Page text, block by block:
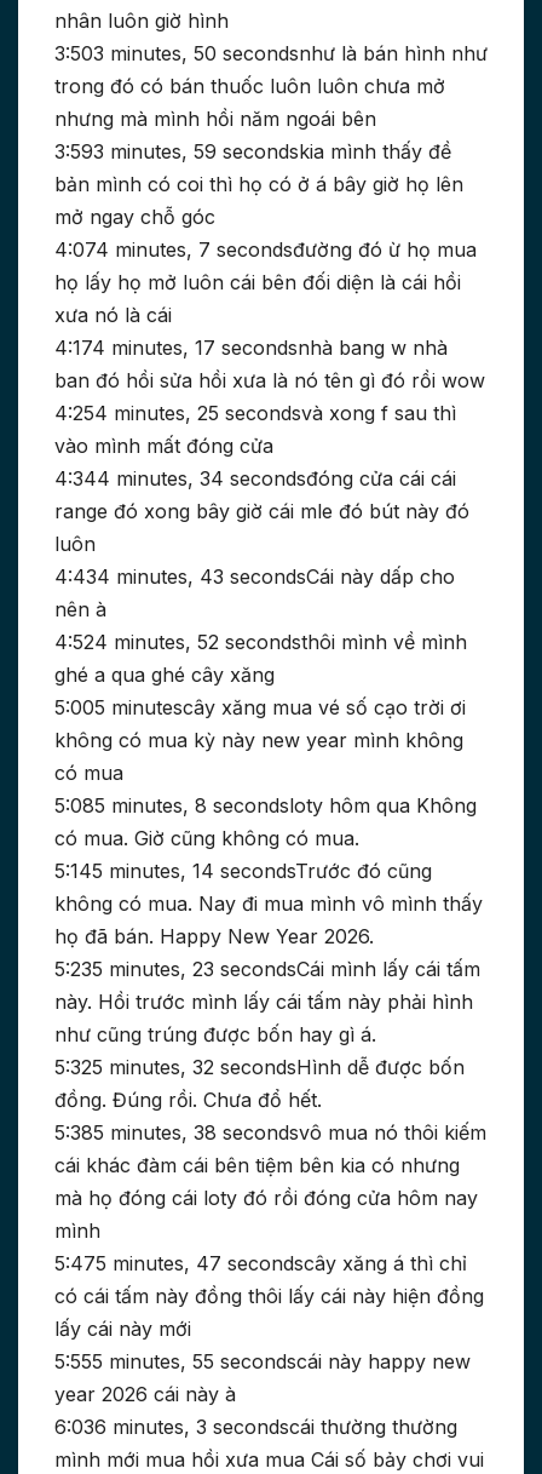
nhân luôn giờ hình
3:503 minutes, 50 secondsnhư là bán hình như
trong đó có bán thuốc luôn luôn chưa mở
nhưng mà mình hồi năm ngoái bên
3:593 minutes, 59 secondskia mình thấy đề
bản mình có coi thì họ có ở á bây giờ họ lên
mở ngay chỗ góc
4:074 minutes, 7 secondsđường đó ừ họ mua
họ lấy họ mở luôn cái bên đối diện là cái hồi
xưa nó là cái
4:174 minutes, 17 secondsnhà bang w nhà
ban đó hồi sửa hồi xưa là nó tên gì đó rồi wow
4:254 minutes, 25 secondsvà xong f sau thì
vào mình mất đóng cửa
4:344 minutes, 34 secondsđóng cửa cái cái
range đó xong bây giờ cái mle đó bút này đó
luôn
4:434 minutes, 43 secondsCái này dấp cho
nên à
4:524 minutes, 52 secondsthôi mình về mình
ghé a qua ghé cây xăng
5:005 minutescây xăng mua vé số cạo trời ơi
không có mua kỳ này new year mình không
có mua
5:085 minutes, 8 secondsloty hôm qua Không
có mua. Giờ cũng không có mua.
5:145 minutes, 14 secondsTrước đó cũng
không có mua. Nay đi mua mình vô mình thấy
họ đã bán. Happy New Year 2026.
5:235 minutes, 23 secondsCái mình lấy cái tấm
này. Hồi trước mình lấy cái tấm này phải hình
như cũng trúng được bốn hay gì á.
5:325 minutes, 32 secondsHình dễ được bốn
đồng. Đúng rồi. Chưa đổ hết.
5:385 minutes, 38 secondsvô mua nó thôi kiếm
cái khác đàm cái bên tiệm bên kia có nhưng
mà họ đóng cái loty đó rồi đóng cửa hôm nay
mình
5:475 minutes, 47 secondscây xăng á thì chỉ
có cái tấm này đồng thôi lấy cái này hiện đồng
lấy cái này mới
5:555 minutes, 55 secondscái này happy new
year 2026 cái này à
6:036 minutes, 3 secondscái thường thường
mình mới mua hồi xưa mua Cái số bảy chơi vui